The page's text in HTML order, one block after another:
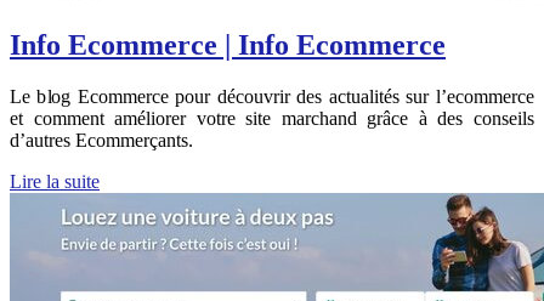
Info Ecommerce | Info Ecommerce
Le blog Ecommerce pour découvrir des actualités sur l’ecommerce
et comment améliorer votre site marchand grâce à des conseils
d’autres Ecommerçants.
Lire la suite